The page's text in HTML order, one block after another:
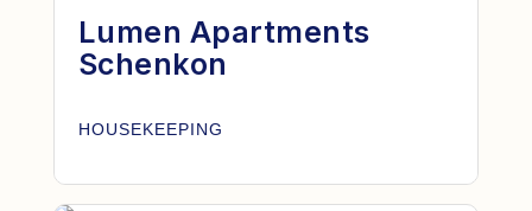
Lumen Apartments
Schenkon
HOUSEKEEPING